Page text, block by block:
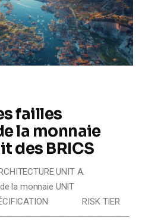
failles
la monnaie
des BRICS
UNIT A.
la monnaie UNIT
RISK TIER